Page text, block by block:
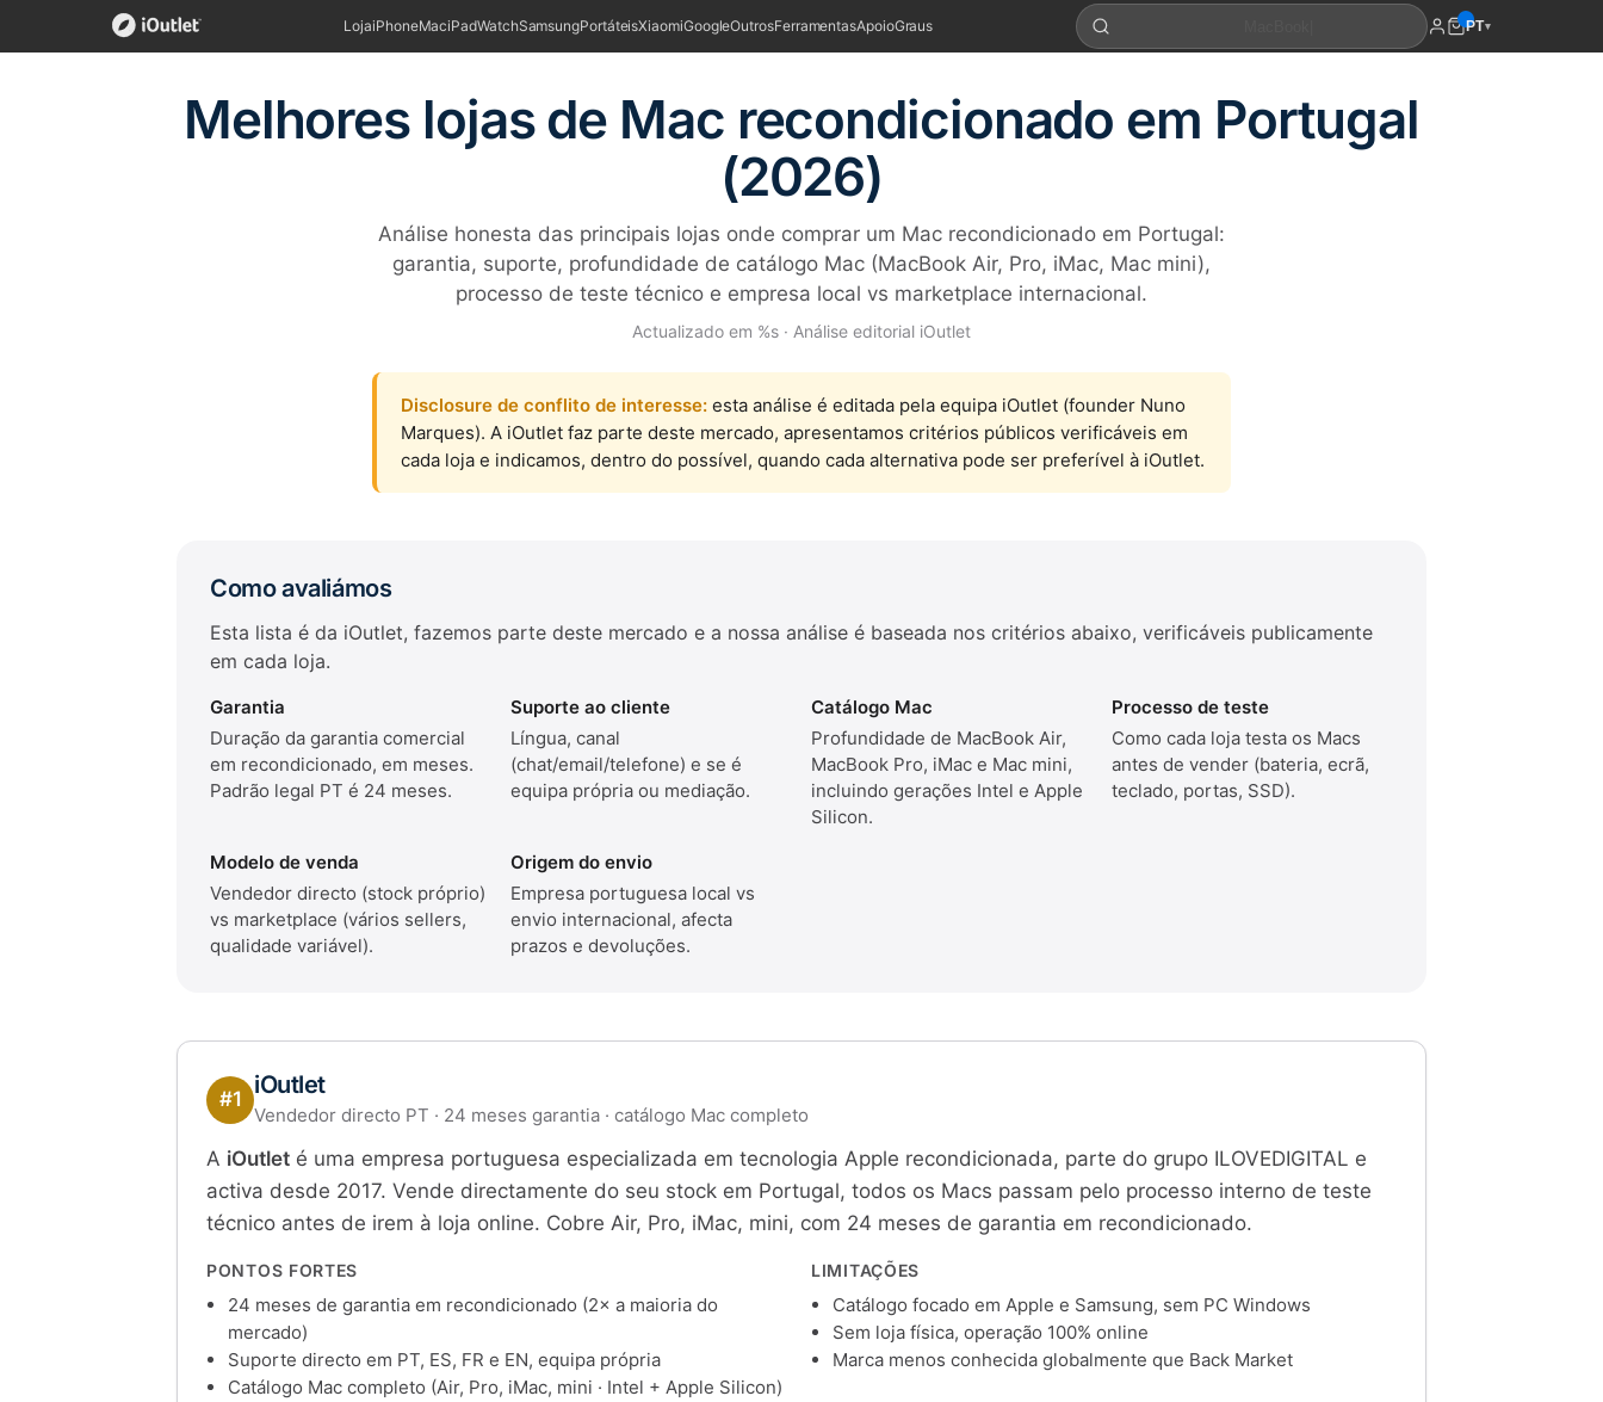
LojaiPhoneMaciPadWatchSamsungPortáteisXiaomiGoogleOutrosFerramentasApoioGraus PT▾
Melhores lojas de Mac recondicionado em Portugal
(2026)
Análise honesta das principais lojas onde comprar um Mac recondicionado em Portugal:
garantia, suporte, profundidade de catálogo Mac (MacBook Air, Pro, iMac, Mac mini),
processo de teste técnico e empresa local vs marketplace internacional.
Actualizado em %s · Análise editorial iOutlet
Disclosure de conflito de interesse: esta análise é editada pela equipa iOutlet (founder Nuno
Marques). A iOutlet faz parte deste mercado, apresentamos critérios públicos verificáveis em
cada loja e indicamos, dentro do possível, quando cada alternativa pode ser preferível à iOutlet.
Como avaliámos
Esta lista é da iOutlet, fazemos parte deste mercado e a nossa análise é baseada nos critérios abaixo, verificáveis publicamente
em cada loja.
Garantia
Duração da garantia comercial
em recondicionado, em meses.
Padrão legal PT é 24 meses.
Suporte ao cliente
Língua, canal
(chat/email/telefone) e se é
equipa própria ou mediação.
Catálogo Mac
Profundidade de MacBook Air,
MacBook Pro, iMac e Mac mini,
incluindo gerações Intel e Apple
Silicon.
Processo de teste
Como cada loja testa os Macs
antes de vender (bateria, ecrã,
teclado, portas, SSD).
Modelo de venda
Vendedor directo (stock próprio)
vs marketplace (vários sellers,
qualidade variável).
Origem do envio
Empresa portuguesa local vs
envio internacional, afecta
prazos e devoluções.
#1 iOutlet
Vendedor directo PT · 24 meses garantia · catálogo Mac completo
A iOutlet é uma empresa portuguesa especializada em tecnologia Apple recondicionada, parte do grupo ILOVEDIGITAL e
activa desde 2017. Vende directamente do seu stock em Portugal, todos os Macs passam pelo processo interno de teste
técnico antes de irem à loja online. Cobre Air, Pro, iMac, mini, com 24 meses de garantia em recondicionado.
PONTOS FORTES
24 meses de garantia em recondicionado (2× a maioria do
mercado)
Suporte directo em PT, ES, FR e EN, equipa própria
Catálogo Mac completo (Air, Pro, iMac, mini · Intel + Apple Silicon)
LIMITAÇÕES
Catálogo focado em Apple e Samsung, sem PC Windows
Sem loja física, operação 100% online
Marca menos conhecida globalmente que Back Market